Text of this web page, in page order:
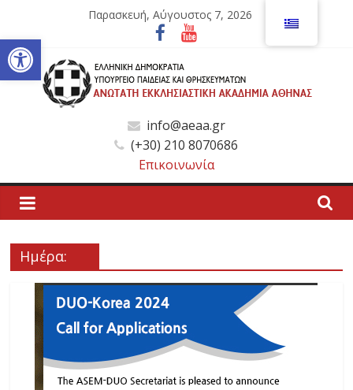
Ανοίξτε τη γραμμή εργαλείων
περιεχόμενο
Παρασκευή, Αύγουστος 7, 2026
Ανώτατη
Εκκλησιαστική
Ακαδημία
Αθηνών
Ανώτατη
Εκκλησιαστική
Ακαδημία
info@aeaa.gr
(+30) 210 8070686
Επικοινωνία
Ημέρα: